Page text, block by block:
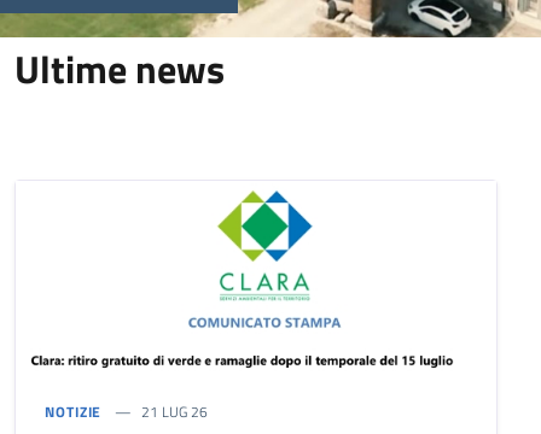
Novità in evidenza
Ultime news
NOTIZIE 21 LUG 26